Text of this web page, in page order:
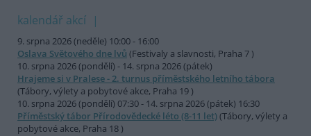
kalendář akcí
9. srpna 2026 (neděle) 10:00 - 16:00
Oslava Světového dne lvů (Festivaly a slavnosti, Praha 7 )
10. srpna 2026 (pondělí) - 14. srpna 2026 (pátek)
Hrajeme si v Pralese - 2. turnus příměstského letního tábora
(Tábory, výlety a pobytové akce, Praha 19 )
10. srpna 2026 (pondělí) 07:30 - 14. srpna 2026 (pátek) 16:30
Příměstský tábor Přírodovědecké léto (8-11 let)(Tábory, výlety a
pobytové akce, Praha 18 )